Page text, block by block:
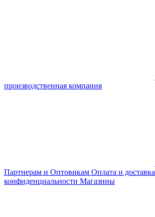
производственная компания
Партнерам и Оптовикам Оплата и доставка
конфиденциальности Магазины